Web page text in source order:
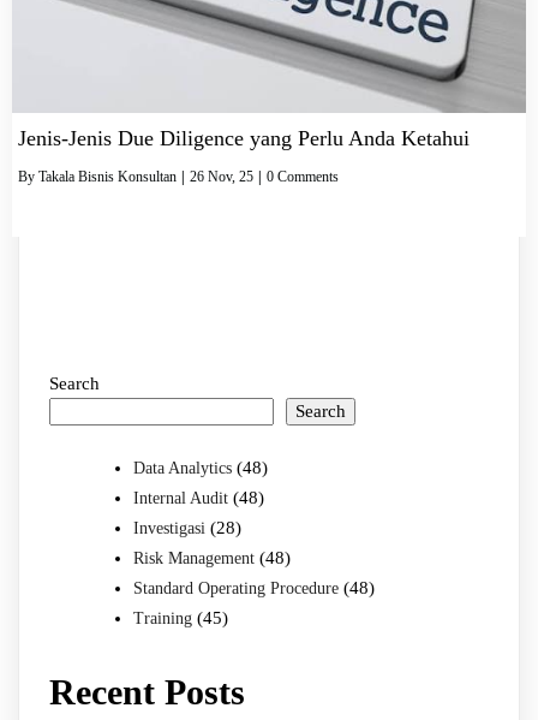
Jenis-Jenis Due Diligence yang Perlu Anda Ketahui
By Takala Bisnis Konsultan 26 Nov, 25 0 Comments
Search
Search
Data Analytics (48)
Internal Audit (48)
Investigasi (28)
Risk Management (48)
Standard Operating Procedure (48)
Training (45)
Recent Posts